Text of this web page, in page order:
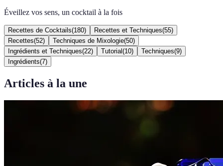
Éveillez vos sens, un cocktail à la fois
Recettes de Cocktails(180) Recettes et Techniques(55)
Recettes(52) Techniques de Mixologie(50)
Ingrédients et Techniques(22) Tutorial (10) Techniques(9)
Ingrédients(7)
Articles à la une